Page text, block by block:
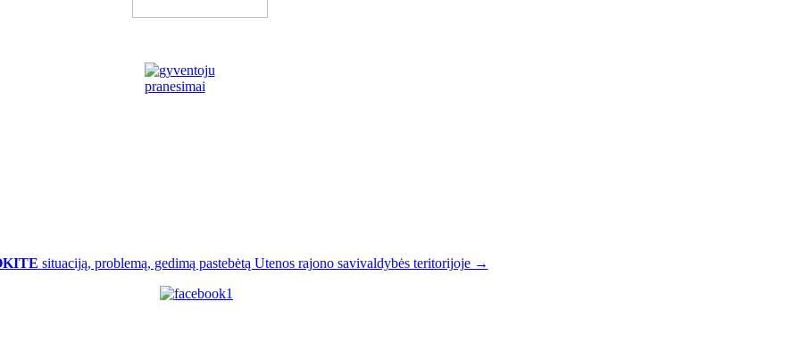
situaciją, problemą, gedimą pastebėtą Utenos rajono savivaldybės teritorijoje →